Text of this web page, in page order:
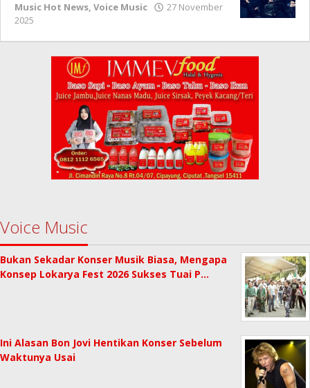
Music Hot News, Voice Music
27 November
2025
Voice Music
Bukan Sekadar Konser Musik Biasa, Mengapa
Konsep Lokarya Fest 2026 Sukses Tuai P…
Ini Alasan Bon Jovi Hentikan Konser Sebelum
Waktunya Usai